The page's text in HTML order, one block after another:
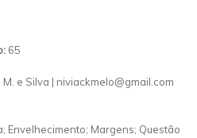
65
M. e Silva | niviackmelo@gmail.com
Envelhecimento; Margens; Questão